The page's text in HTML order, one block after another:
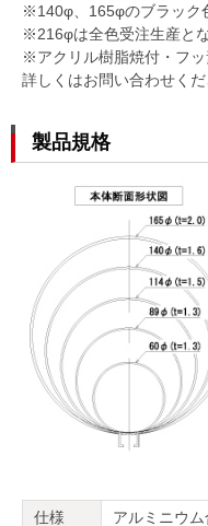
※140φ、165φのブラック
※216φは全色受注生産とな
※アクリル樹脂焼付・フッ
詳しくはお問い合わせくだ
製品規格
仕様 アルミニウ